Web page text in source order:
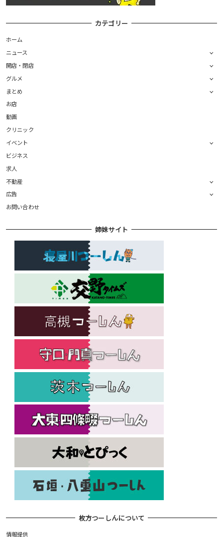
カテゴリー
ホーム
ニュース
開店・閉店
グルメ
まとめ
お店
動画
クリニック
イベント
ビジネス
求人
不動産
広告
お問い合わせ
姉妹サイト
枚方つーしんについて
情報提供